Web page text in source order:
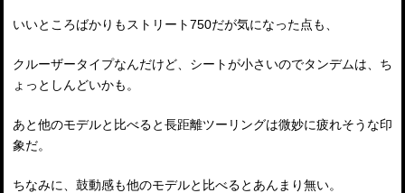
いいところばかりもストリート750だが気になった点も、
クルーザータイプなんだけど、シートが小さいのでタンデムは、ち
ょっとしんどいかも。
あと他のモデルと比べると長距離ツーリングは微妙に疲れそうな印
象だ。
ちなみに、鼓動感も他のモデルと比べるとあんまり無い。